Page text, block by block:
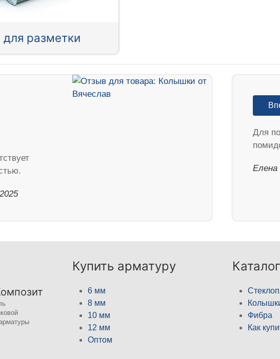
разметки
Для
Елена
Купить арматуру
6 мм
8 мм
10 мм
12 мм
Оптом
Каталог
Фибра
Как